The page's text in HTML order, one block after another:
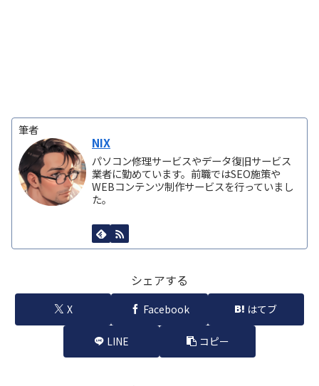
筆者
NIX
パソコン修理サービスやデータ復旧サービス
業者に勤めています。前職ではSEO施策や
WEBコンテンツ制作サービスを行っていまし
た。
シェアする
X Facebook はてブ
LINE コピー